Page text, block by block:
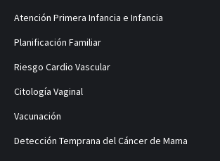
abre
una
ventana
nueva
abre
una
ventana
nueva
una
ventana
abre
una
ventana
abre
ventana
Atención Primera Infancia e Infancia
Planificación Familiar
Riesgo Cardio Vascular
Citología Vaginal
Vacunación
Detección Temprana del Cáncer de Mama